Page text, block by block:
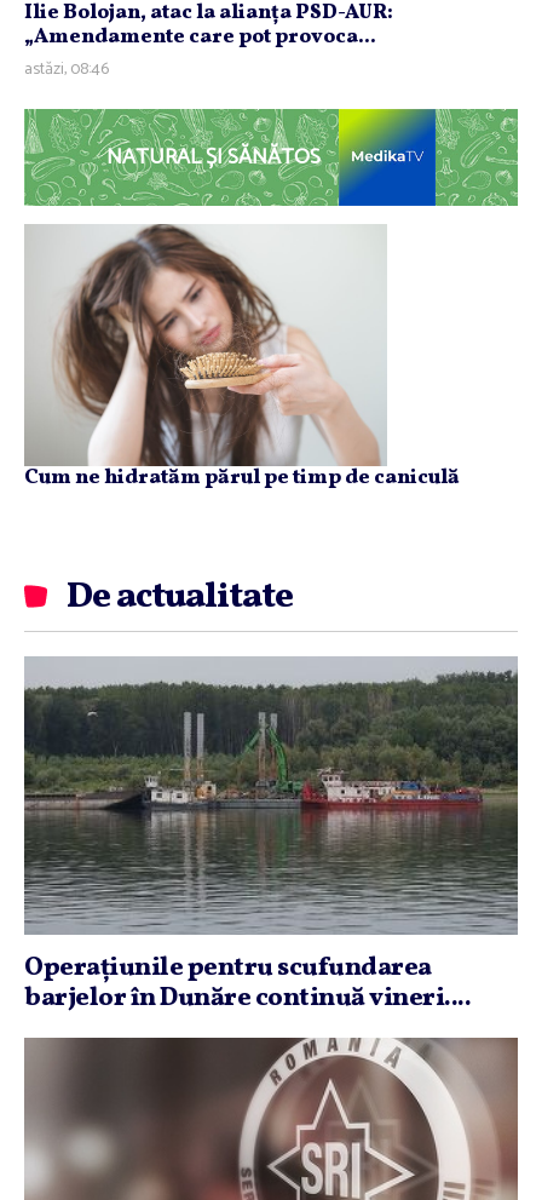
Ilie Bolojan, atac la alianţa PSD-AUR:
„Amendamente care pot provoca...
astăzi, 08:46
NATURAL ȘI SĂNĂTOS
Cum ne hidratăm părul pe timp de caniculă
De actualitate
Operaţiunile pentru scufundarea
barjelor în Dunăre continuă vineri....